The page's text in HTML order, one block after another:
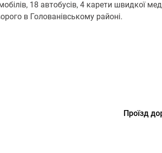
18 автобусів, 4 карети швидкої
в Голованівському районі.
Проїзд